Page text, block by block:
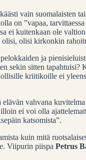
vain suomalaisten
on ”vapaa,
ei kuitenkaan ole
olisi kirkonkin
ja
sekin sitten
kriitikoille ei
vahvana
ei voi olla
katsomista”.
kuin mitä
Viipurin piispa Petrus